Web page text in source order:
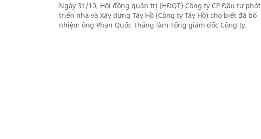
Ngày 31/10, Hội đồng quản trị (HĐQT) Công ty CP Đầu tư phát
triển nhà và Xây dựng Tây Hồ (Công ty Tây Hồ) cho biết đã bổ
nhiệm ông Phan Quốc Thắng làm Tổng giám đốc Công ty.